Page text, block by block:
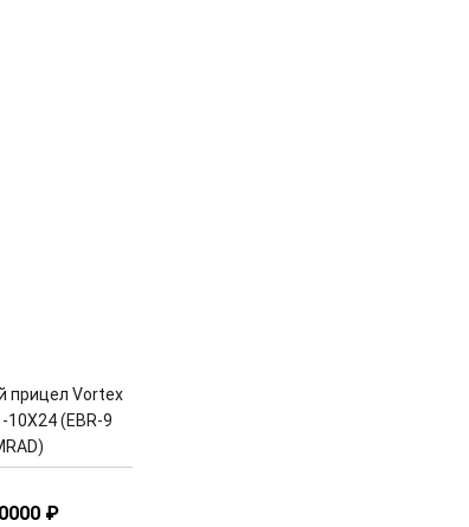
прицел Vortex
10X24 (EBR-9
₽